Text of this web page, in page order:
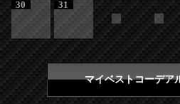
30 31
マイベストコーデア